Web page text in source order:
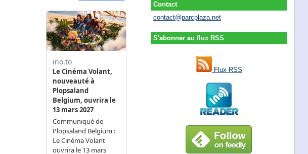
Contact
contact@parcplaza.net
S'abonner au flux RSS
Flux RSS